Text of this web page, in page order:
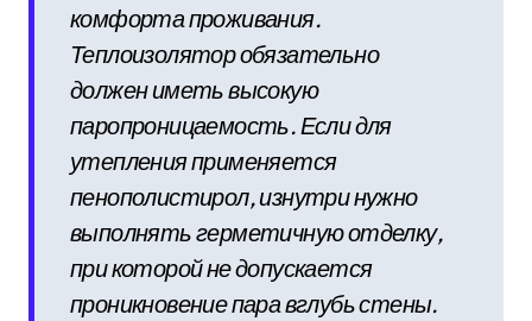
комфорта проживания.
Теплоизолятор обязательно
должен иметь высокую
паропроницаемость. Если для
утепления применяется
пенополистирол, изнутри нужно
выполнять герметичную отделку,
при которой не допускается
проникновение пара вглубь стены.